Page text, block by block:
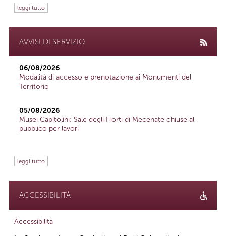
leggi tutto
AVVISI DI SERVIZIO
06/08/2026
Modalità di accesso e prenotazione ai Monumenti del
Territorio
05/08/2026
Musei Capitolini: Sale degli Horti di Mecenate chiuse al
pubblico per lavori
leggi tutto
ACCESSIBILITÀ
Accessibilità